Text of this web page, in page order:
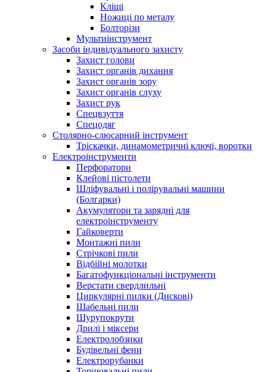
Кліщі
Ножиці по металу
Болторізи
Мультиінструмент
Засоби індивідуального захисту
Захист голови
Захист органів дихання
Захист органів зору
Захист органів слуху
Захист рук
Спецвзуття
Спецодяг
Столярно-слюсарний інструмент
Тріскачки, динамометричні ключі, воротки
Електроінструменти
Перфоратори
Клейові пістолети
Шліфувальні і полірувальні машини
(Болгарки)
Акумулятори та зарядні для
електроінструменту
Гайковерти
Монтажні пили
Стрічкові пили
Відбійні молотки
Багатофункціональні інструменти
Верстати свердлильні
Циркулярні пилки (Дискові)
Шабельні пили
Шурупокрути
Дрилі і міксери
Електролобзики
Будівельні фени
Електрорубанки